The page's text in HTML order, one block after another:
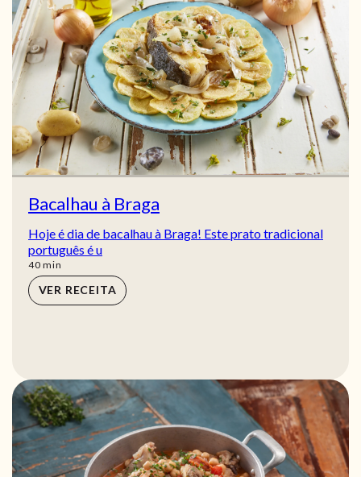
Bacalhau à Braga
Hoje é dia de bacalhau à Braga! Este prato tradicional
português é u
40min
min
VER RECEITA